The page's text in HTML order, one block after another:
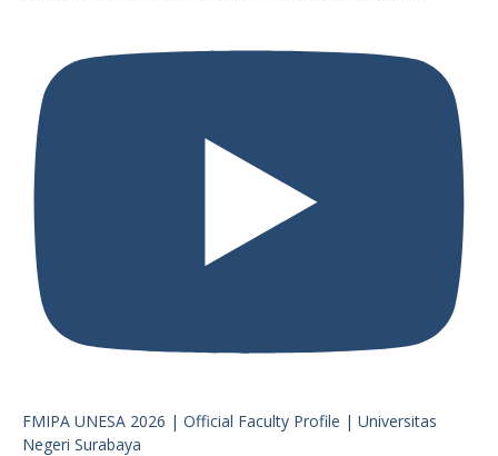
FMIPA UNESA 2026 | Official Faculty Profile | Universitas
Negeri Surabaya